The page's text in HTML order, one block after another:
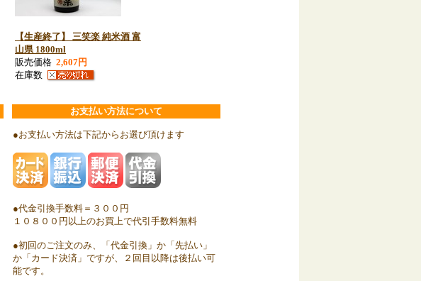
【生産終了】 三笑楽 純米酒 富
山県 1800ml
販売価格 2,607円
在庫数
お支払い方法について
●お支払い方法は下記からお選び頂けます
●代金引換手数料＝３００円
１０８００円以上のお買上で代引手数料無料
●初回のご注文のみ、「代金引換」か「先払い」
か「カード決済」ですが、２回目以降は後払い可
能です。